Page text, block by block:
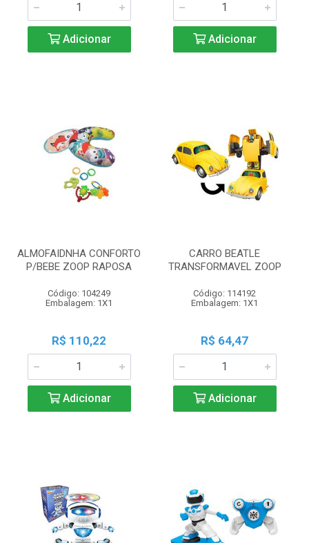
Adicionar Adicionar
ALMOFAIDNHA CONFORTO
P/BEBE ZOOP RAPOSA
Código: 104249
Embalagem: 1X1
R$ 110,22
Adicionar
CARRO BEATLE
TRANSFORMAVEL ZOOP
Código: 114192
Embalagem: 1X1
R$ 64,47
Adicionar